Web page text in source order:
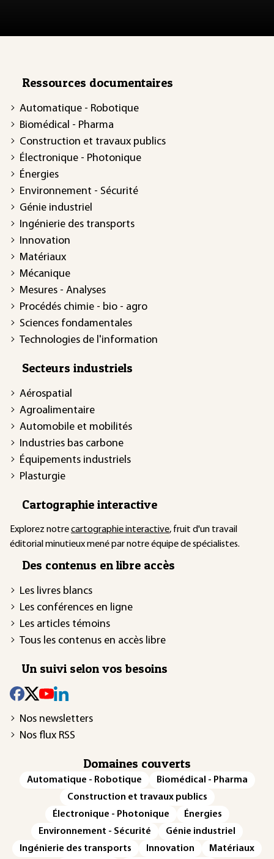
Ressources documentaires
Automatique - Robotique
Biomédical - Pharma
Construction et travaux publics
Électronique - Photonique
Énergies
Environnement - Sécurité
Génie industriel
Ingénierie des transports
Innovation
Matériaux
Mécanique
Mesures - Analyses
Procédés chimie - bio - agro
Sciences fondamentales
Technologies de l'information
Secteurs industriels
Aérospatial
Agroalimentaire
Automobile et mobilités
Industries bas carbone
Équipements industriels
Plasturgie
Cartographie interactive
Explorez notrecartographie interactive, fruit d'un travail
éditorial minutieux mené par notre équipe de spécialistes.
Des contenus en libre accès
Les livres blancs
Les conférences en ligne
Les articles témoins
Tous les contenus en accès libre
Un suivi selon vos besoins
Nos newsletters
Nos flux RSS
Domaines couverts
Automatique - Robotique
Biomédical - Pharma
Construction et travaux publics
Électronique - Photonique
Énergies
Environnement - Sécurité
Génie industriel
Ingénierie des transports
Innovation
Matériaux